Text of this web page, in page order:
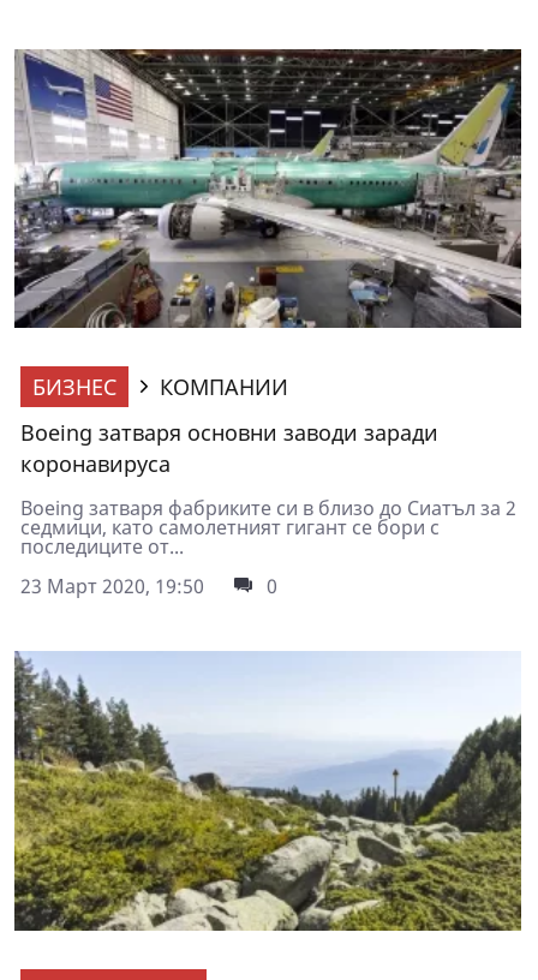
БИЗНЕС
КОМПАНИИ
Boeing затваря основни заводи заради
коронавируса
Boeing затваря фабриките си в близо до Сиатъл за 2
седмици, като самолетният гигант се бори с
последиците от...
23 Март 2020, 19:50
0